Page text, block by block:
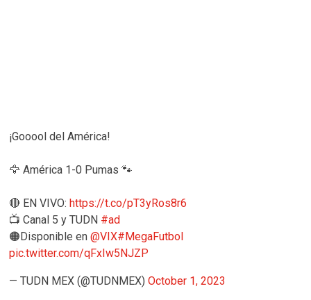
¡Gooool del América!
🦅 América 1-0 Pumas 🐾
🔴 EN VIVO:https://t.co/pT3yRos8r6
📺 Canal 5 y TUDN #ad
🟠Disponible en@VIX#MegaFutbol
pic.twitter.com/qFxIw5NJZP
— TUDN MEX (@TUDNMEX)October 1, 2023